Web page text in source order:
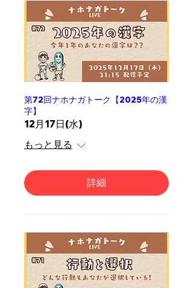
第72回ナホナガトーク【2025年の漢
字】
12月17日(水)
もっと見る
詳細